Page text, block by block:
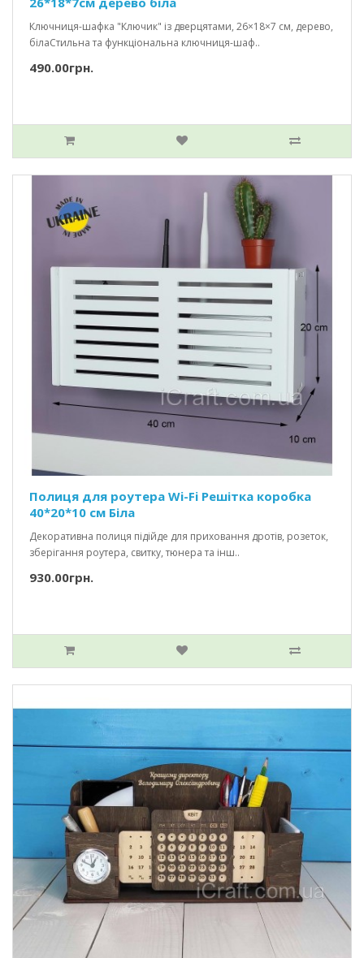
Ключниця-шафка "Ключик" із дверцятами, 26×18×7 см, дерево,
білаСтильна та функціональна ключниця-шаф..
490.00грн.
Полиця для роутера Wi-Fi Решітка коробка
40*20*10 см Біла
Декоративна полиця підійде для приховання дротів, розеток,
зберігання роутера, свитку, тюнера та інш..
930.00грн.